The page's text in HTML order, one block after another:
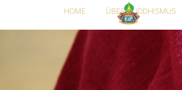
HOME ÜBER BUDDHISMUS